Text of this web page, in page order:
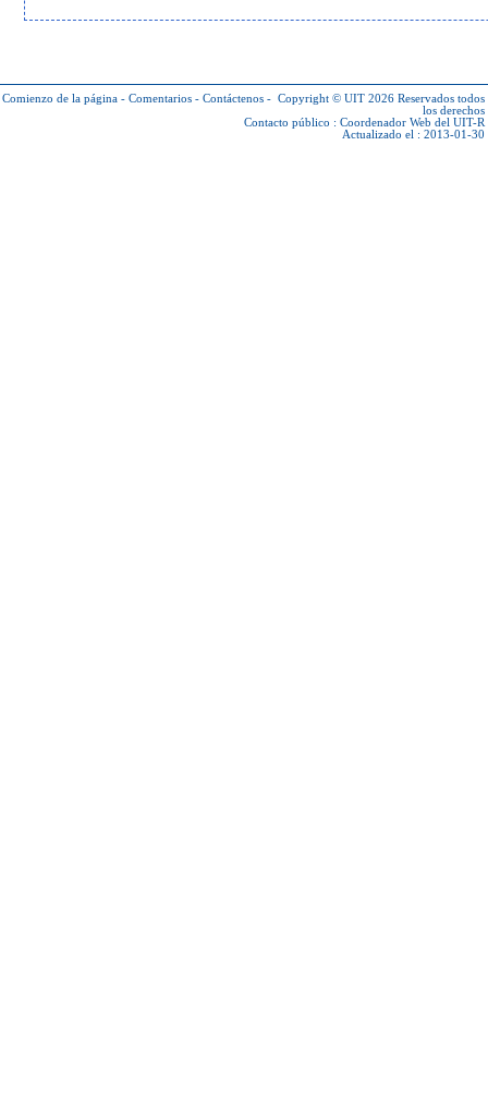
Comienzo de la página - Comentarios - Contáctenos - Copyright © UIT 2026 Reservados todos
los derechos
Contacto público : Coordenador Web del UIT-R
Actualizado el : 2013-01-30